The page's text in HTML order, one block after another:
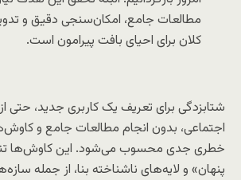
مطالعات جامع، امکان‌سنجی دقیق و
کلان برای احیای بافت پیرامون است.
شتابزدگی برای تعریف یک کاربری جدید،
اجتماعی، بدون انجام مطالعات جامع و
خطری جدی محسوب می‌شود. این کاوش‌ها
پنهان» و لایه‌های ناشناخته بنا، از جمله